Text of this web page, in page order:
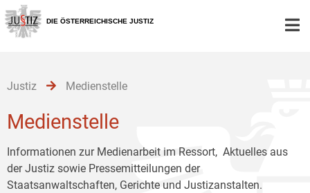
Zur
Hauptnavigation
[1]
Zum
Inhalt
[2]
Zum
Untermenü
[3]
DIE ÖSTERREICHISCHE JUSTIZ
Justiz Medienstelle
Medienstelle
Informationen zur Medienarbeit im Ressort, Aktuelles aus
der Justiz sowie Pressemitteilungen der
Staatsanwaltschaften, Gerichte und Justizanstalten.